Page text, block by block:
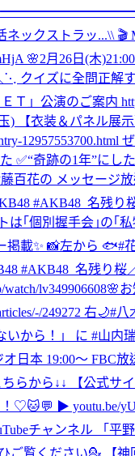
🌸━━━━━━━━━━━━━
ネックストラッ...\\ 🎬
🌸2月26日(木
⋱ クイズに全問正解
Ｔ」公演のご案内
) 【衣装＆パネル展
12957553700.html
✅“奇跡の1年”にし
藤百花の メッセー
#AKB48_名残り
は｢個別握手会｣の｢
ー掲載✨ 📸左から
#AKB48_名残り桜
watch/lv349906608🌸お
articles/-/249272 右
いから！」 に #山内
日本 19:00～ FBC
らから↓↓ 【公式サ
！♡🐱💬 ▶︎
チャンネル 「
ご覧ください💁 【神